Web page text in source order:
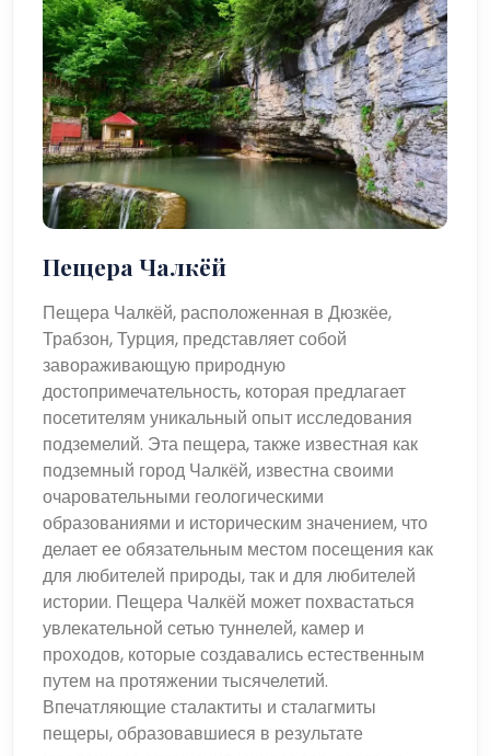
Пещера Чалкёй
Пещера Чалкёй, расположенная в Дюзкёе,
Трабзон, Турция, представляет собой
завораживающую природную
достопримечательность, которая предлагает
посетителям уникальный опыт исследования
подземелий. Эта пещера, также известная как
подземный город Чалкёй, известна своими
очаровательными геологическими
образованиями и историческим значением, что
делает ее обязательным местом посещения как
для любителей природы, так и для любителей
истории. Пещера Чалкёй может похвастаться
увлекательной сетью туннелей, камер и
проходов, которые создавались естественным
путем на протяжении тысячелетий.
Впечатляющие сталактиты и сталагмиты
пещеры, образовавшиеся в результате